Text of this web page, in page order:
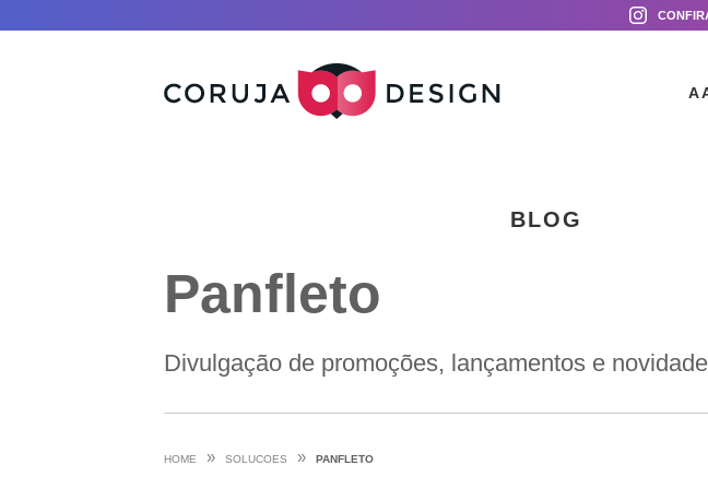
BLOG
A
Panfleto
Divulgação de promoções, lançamentos e
HOME » SOLUCOES » PANFLETO